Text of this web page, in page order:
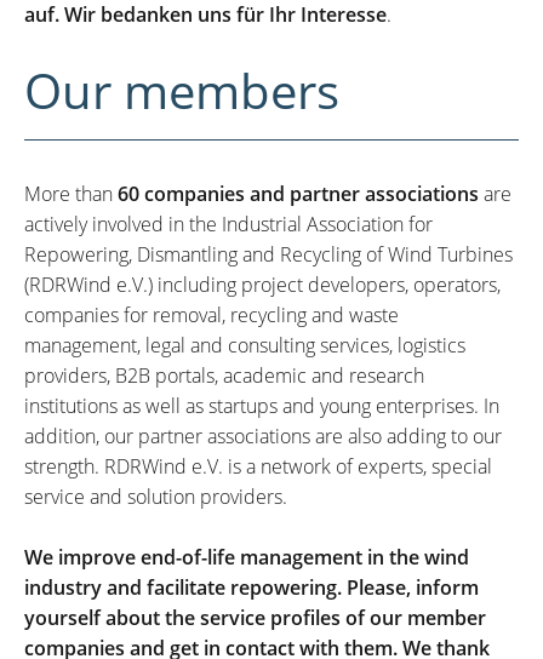
auf. Wir bedanken uns für Ihr Interesse.
Our members
More than60 companies and partner associations are
actively involved in the Industrial Association for
Repowering, Dismantling and Recycling of Wind Turbines
(RDRWind e.V.) including project developers, operators,
companies for removal, recycling and waste
management, legal and consulting services, logistics
providers, B2B portals, academic and research
institutions as well as startups and young enterprises. In
addition, our partner associations are also adding to our
strength. RDRWind e.V. is a network of experts, special
service and solution providers.
We improve end-of-life management in the wind
industry and facilitate repowering. Please, inform
yourself about the service profiles of our member
companies and get in contact with them. We thank